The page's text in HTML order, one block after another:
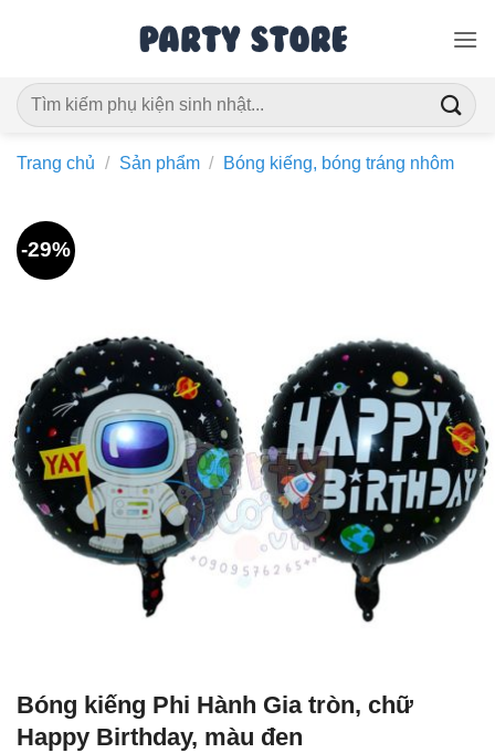
dung
Tìm
kiếm:
Trang chủ / Sản phẩm / Bóng kiếng, bóng tráng nhôm
-29%
Bóng kiếng Phi Hành Gia tròn, chữ
Happy Birthday, màu đen